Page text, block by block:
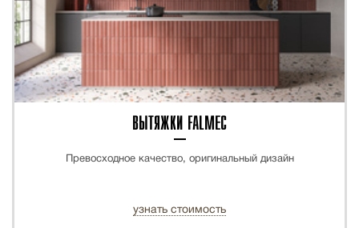
ВЫТЯЖКИ FALMEC
Превосходное качество, оригинальный дизайн
узнать стоимость